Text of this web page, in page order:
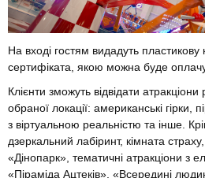
На вході гостям видадуть пластикову
сертифіката, якою можна буде
Клієнти зможуть відвідати атракціони
обраної локації: американські гірки,
з віртуальною реальністю та інше.
дзеркальний лабіринт, кімната
«Дінопарк», тематичні атракціони з
«Піраміда Ацтеків», «Всередині